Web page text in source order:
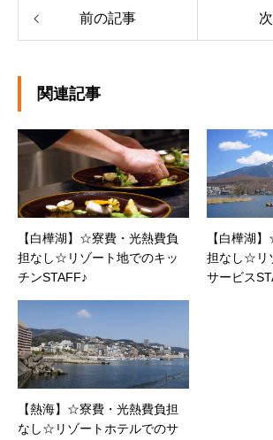
前の記事
関連記事
【白樺湖】☆寮費・光熱費負
担なし☆リゾート地でのキッ
チンSTAFF♪
【白樺湖
担なし☆リ
サービス
【熱海】☆寮費・光熱費負担
なし☆リゾートホテルでのサ